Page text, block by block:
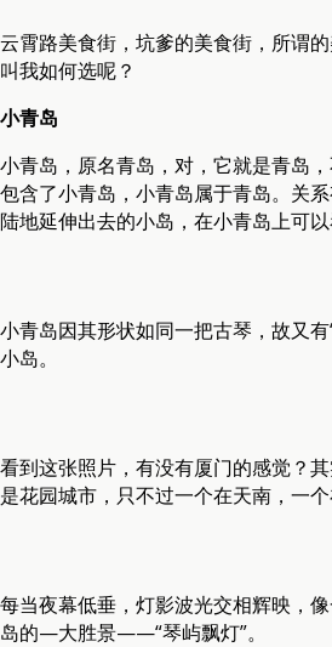
云霄路美食街，坑爹的美食街，所谓
叫我如何选呢？
小青岛
小青岛，原名青岛，对，它就是青岛
包含了小青岛，小青岛属于青岛。关
陆地延伸出去的小岛，在小青岛上可以
小青岛因其形状如同一把古琴，故又
小岛。
看到这张照片，有没有厦门的感觉？
是花园城市，只不过一个在天南，一个
每当夜幕低垂，灯影波光交相辉映，
岛的—大胜景——“琴屿飘灯”。